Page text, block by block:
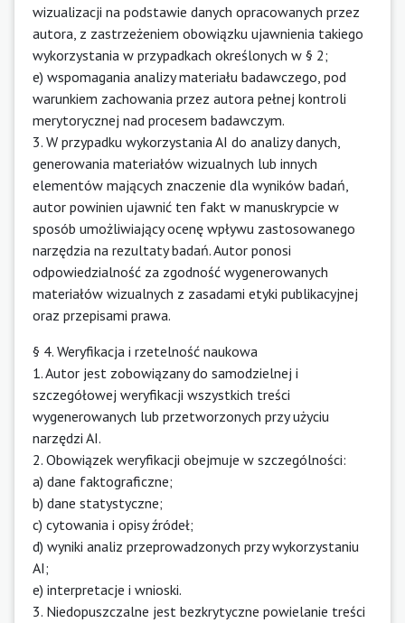
wizualizacji na podstawie danych opracowanych przez
autora, z zastrzeżeniem obowiązku ujawnienia takiego
wykorzystania w przypadkach określonych w § 2;
e) wspomagania analizy materiału badawczego, pod
warunkiem zachowania przez autora pełnej kontroli
merytorycznej nad procesem badawczym.
3. W przypadku wykorzystania AI do analizy danych,
generowania materiałów wizualnych lub innych
elementów mających znaczenie dla wyników badań,
autor powinien ujawnić ten fakt w manuskrypcie w
sposób umożliwiający ocenę wpływu zastosowanego
narzędzia na rezultaty badań. Autor ponosi
odpowiedzialność za zgodność wygenerowanych
materiałów wizualnych z zasadami etyki publikacyjnej
oraz przepisami prawa.
§ 4. Weryfikacja i rzetelność naukowa
1. Autor jest zobowiązany do samodzielnej i
szczegółowej weryfikacji wszystkich treści
wygenerowanych lub przetworzonych przy użyciu
narzędzi AI.
2. Obowiązek weryfikacji obejmuje w szczególności:
a) dane faktograficzne;
b) dane statystyczne;
c) cytowania i opisy źródeł;
d) wyniki analiz przeprowadzonych przy wykorzystaniu
AI;
e) interpretacje i wnioski.
3. Niedopuszczalne jest bezkrytyczne powielanie treści